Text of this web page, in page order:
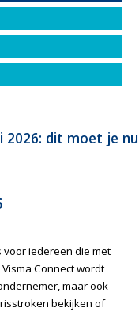
2026: dit moet je nu
iedereen die met
Connect wordt
maar ook
bekijken of